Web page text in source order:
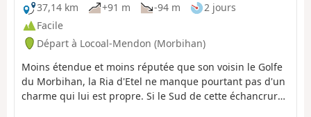
37,14 km
+91 m -94 m
2 jours
Facile
Départ à Locoal-Mendon (Morbihan)
Moins étendue et moins réputée que son voisin le Golfe
du Morbihan, la Ria d'Etel ne manque pourtant pas d'un
charme qui lui est propre. Si le Sud de cette échancrure